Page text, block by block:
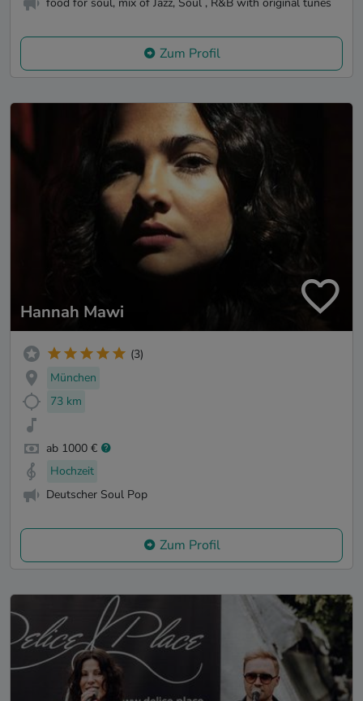
Zum Profil
Hannah Mawi
(3)
München
73 km
ab 1000 €
Hochzeit
Deutscher Soul Pop
Zum Profil